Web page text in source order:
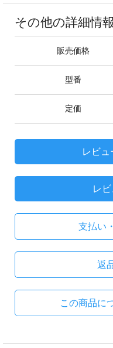
その他の詳細情報
販売価格
型番
定価
レビュ
レ
支払い
返
この商品に